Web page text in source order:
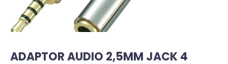
ADAPTOR AUDIO 2,5MM JACK 4